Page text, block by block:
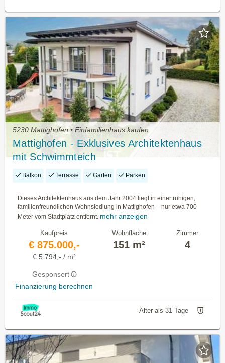
5230 Mattighofen • Einfamilienhaus kaufen
Mattighofen - Exklusives Architektenhaus
mit Schwimmteich
Balkon Terrasse Garten Parken
Dieses Architektenhaus aus dem Jahr 2004 liegt in einer ruhigen,
familienfreundlichen Wohnsiedlung in Mattighofen – nur etwa 700
Meter vom Stadtplatz entfernt. mehr anzeigen
Kaufpreis
€ 875.000,-
€ 5.794,- / m²
Gesponsert
Finanzierung berechnen
Wohnfläche
151 m²
Zimmer
4
Älter als 31 Tage